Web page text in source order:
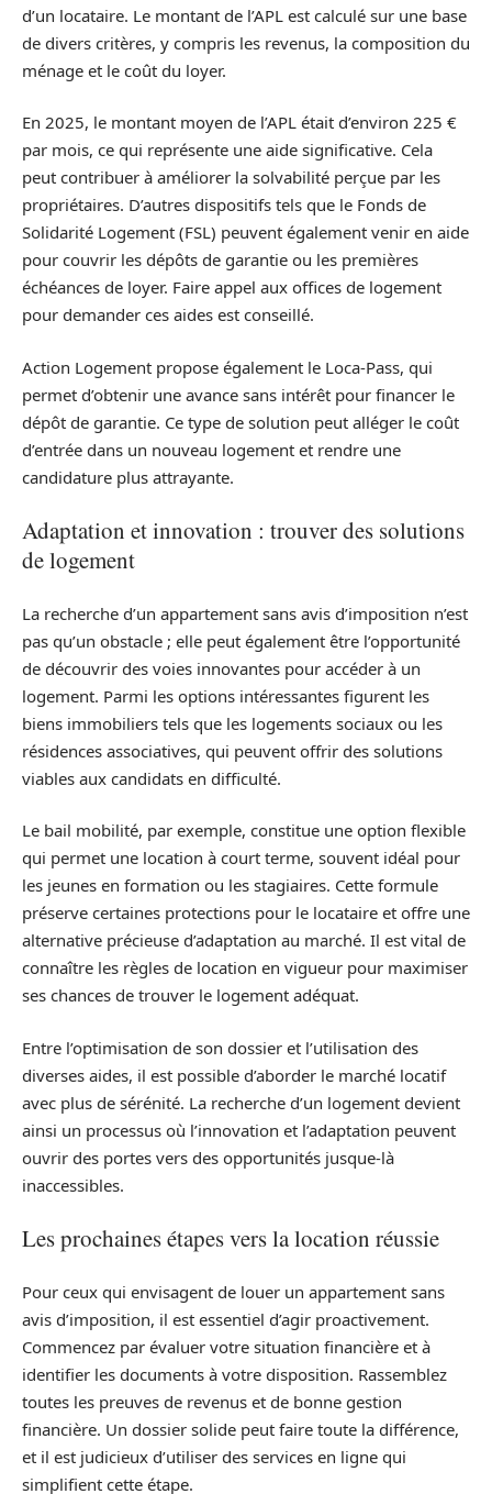
d’un locataire. Le montant de l’APL est calculé sur une base
de divers critères, y compris les revenus, la composition du
ménage et le coût du loyer.
En 2025, le montant moyen de l’APL était d’environ 225 €
par mois, ce qui représente une aide significative. Cela
peut contribuer à améliorer la solvabilité perçue par les
propriétaires. D’autres dispositifs tels que le Fonds de
Solidarité Logement (FSL) peuvent également venir en aide
pour couvrir les dépôts de garantie ou les premières
échéances de loyer. Faire appel aux offices de logement
pour demander ces aides est conseillé.
Action Logement propose également le Loca-Pass, qui
permet d’obtenir une avance sans intérêt pour financer le
dépôt de garantie. Ce type de solution peut alléger le coût
d’entrée dans un nouveau logement et rendre une
candidature plus attrayante.
Adaptation et innovation : trouver des solutions
de logement
La recherche d’un appartement sans avis d’imposition n’est
pas qu’un obstacle ; elle peut également être l’opportunité
de découvrir des voies innovantes pour accéder à un
logement. Parmi les options intéressantes figurent les
biens immobiliers tels que les logements sociaux ou les
résidences associatives, qui peuvent offrir des solutions
viables aux candidats en difficulté.
Le bail mobilité, par exemple, constitue une option flexible
qui permet une location à court terme, souvent idéal pour
les jeunes en formation ou les stagiaires. Cette formule
préserve certaines protections pour le locataire et offre une
alternative précieuse d’adaptation au marché. Il est vital de
connaître les règles de location en vigueur pour maximiser
ses chances de trouver le logement adéquat.
Entre l’optimisation de son dossier et l’utilisation des
diverses aides, il est possible d’aborder le marché locatif
avec plus de sérénité. La recherche d’un logement devient
ainsi un processus où l’innovation et l’adaptation peuvent
ouvrir des portes vers des opportunités jusque-là
inaccessibles.
Les prochaines étapes vers la location réussie
Pour ceux qui envisagent de louer un appartement sans
avis d’imposition, il est essentiel d’agir proactivement.
Commencez par évaluer votre situation financière et à
identifier les documents à votre disposition. Rassemblez
toutes les preuves de revenus et de bonne gestion
financière. Un dossier solide peut faire toute la différence,
et il est judicieux d’utiliser des services en ligne qui
simplifient cette étape.